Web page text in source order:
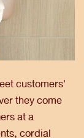
customers'
they come
at a
cordial